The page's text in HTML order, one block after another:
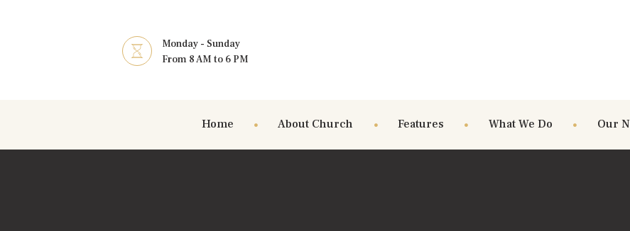
Monday - Sunday
From 8 AM to 6 PM
Home About Church Features What We Do Our